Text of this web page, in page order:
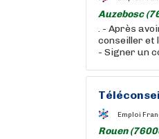
Auzebosc
. - Après
conseiller et
- Signer un
Emploi
Rouen